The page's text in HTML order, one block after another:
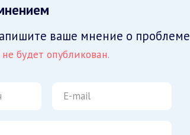
ваше мнение о проблеме
будет опубликован.